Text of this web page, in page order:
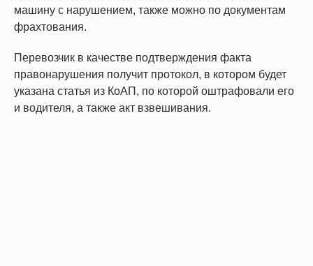
машину с нарушением, также можно по документам
фрахтования.
Перевозчик в качестве подтверждения факта
правонарушения получит протокол, в котором будет
указана статья из КоАП, по которой оштрафовали его
и водителя, а также акт взвешивания.